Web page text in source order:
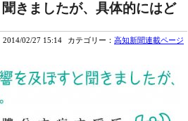
きましたが、具体的にはど
2014/02/27 15:14 カテゴリー： 高知新聞連載ページ